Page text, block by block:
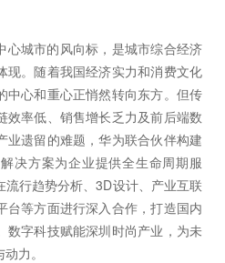
心城市的风向标，是城市综合经济
现。随着我国经济实力和消费文化
中心和重心正悄然转向东方。但传
效率低、销售增长乏力及前后端数
业遗留的难题，华为联合伙伴构建
决方案为企业提供全生命周期服
行趋势分析、3D设计、产业互联
台等方面进行深入合作，打造国内
数字科技赋能深圳时尚产业，为未
力。